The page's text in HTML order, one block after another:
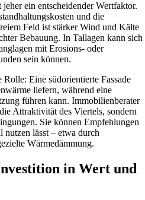
ein entscheidender Wertfaktor.
und die
Feld ist stärker Wind und Kälte
Bebauung. In Tallagen kann sich
mit Erosions- oder
sein können.
Eine südorientierte Fassade
liefern, während eine
führen kann. Immobilienberater
Attraktivität des Viertels, sondern
Sie können Empfehlungen
nutzen lässt – etwa durch
Wärmedämmung.
in Wert und